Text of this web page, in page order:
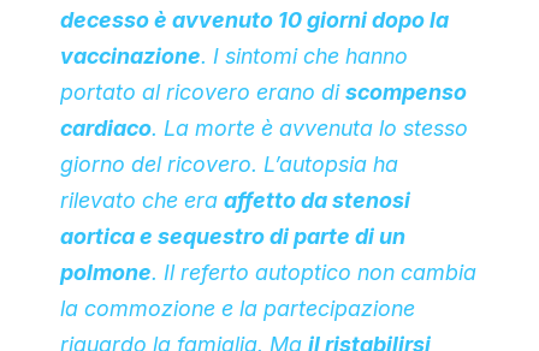
decesso è avvenuto 10 giorni dopo la
vaccinazione. I sintomi che hanno
portato al ricovero erano discompenso
cardiaco. La morte è avvenuta lo stesso
giorno del ricovero. L’autopsia ha
rilevato che era affetto da stenosi
aortica e sequestro di parte di un
polmone. Il referto autoptico non cambia
la commozione e la partecipazione
riguardo la famiglia. Ma il ristabilirsi